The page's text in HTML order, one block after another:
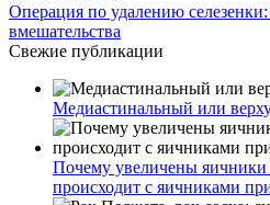
Операция по удалению
вмешательства
Свежие публикации
Медиастинальный или
Почему увеличены яичники
происходит с яичниками